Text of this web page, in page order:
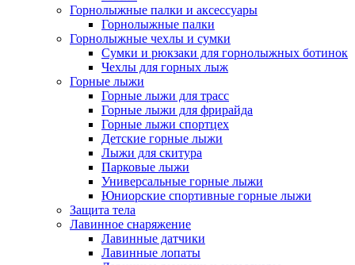
Горнолыжные палки и аксессуары
Горнолыжные палки
Горнолыжные чехлы и сумки
Сумки и рюкзаки для горнолыжных ботинок
Чехлы для горных лыж
Горные лыжи
Горные лыжи для трасс
Горные лыжи для фрирайда
Горные лыжи спортцех
Детские горные лыжи
Лыжи для скитура
Парковые лыжи
Универсальные горные лыжи
Юниорские спортивные горные лыжи
Защита тела
Лавинное снаряжение
Лавинные датчики
Лавинные лопаты